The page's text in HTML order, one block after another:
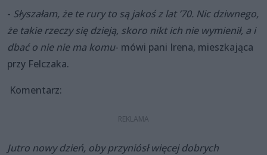
- Słyszałam, że te rury to są jakoś z lat ’70. Nic dziwnego,
że takie rzeczy się dzieją, skoro nikt ich nie wymienił, a i
dbać o nie nie ma komu- mówi pani Irena, mieszkająca
przy Felczaka.
Komentarz:
Jutro nowy dzień, oby przyniósł więcej dobrych